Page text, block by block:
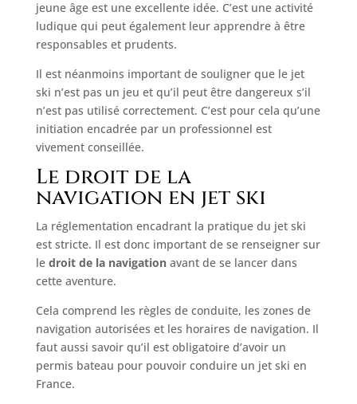
jeune âge est une excellente idée. C’est une activité
ludique qui peut également leur apprendre à être
responsables et prudents.
Il est néanmoins important de souligner que le jet
ski n’est pas un jeu et qu’il peut être dangereux s’il
n’est pas utilisé correctement. C’est pour cela qu’une
initiation encadrée par un professionnel est
vivement conseillée.
Le droit de la
navigation en jet ski
La réglementation encadrant la pratique du jet ski
est stricte. Il est donc important de se renseigner sur
le droit de la navigationavant de se lancer dans
cette aventure.
Cela comprend les règles de conduite, les zones de
navigation autorisées et les horaires de navigation. Il
faut aussi savoir qu’il est obligatoire d’avoir un
permis bateau pour pouvoir conduire un jet ski en
France.